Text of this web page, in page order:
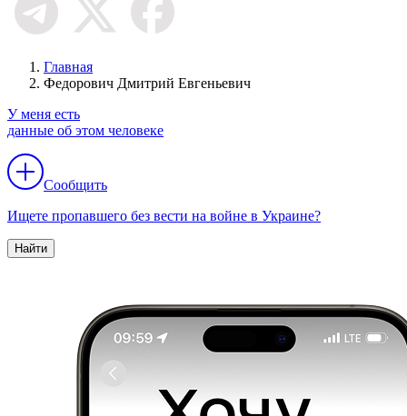
Главная
Федорович Дмитрий Евгеньевич
У меня есть
данные об этом человеке
Сообщить
Ищете пропавшего без вести на войне в Украине?
Найти